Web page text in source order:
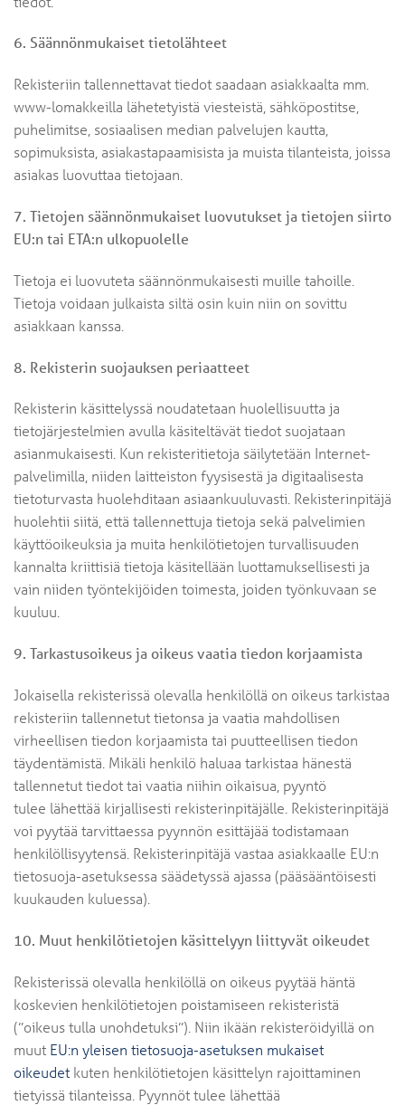
6. Säännönmukaiset tietolähteet
Rekisteriin tallennettavat tiedot saadaan asiakkaalta mm.
www-lomakkeilla lähetetyistä viesteistä, sähköpostitse,
puhelimitse, sosiaalisen median palvelujen kautta,
sopimuksista, asiakastapaamisista ja muista tilanteista, joissa
asiakas luovuttaa tietojaan.
7. Tietojen säännönmukaiset luovutukset ja tietojen siirto
EU:n tai ETA:n ulkopuolelle
Tietoja ei luovuteta säännönmukaisesti muille tahoille.
Tietoja voidaan julkaista siltä osin kuin niin on sovittu
asiakkaan kanssa.
8. Rekisterin suojauksen periaatteet
Rekisterin käsittelyssä noudatetaan huolellisuutta ja
tietojärjestelmien avulla käsiteltävät tiedot suojataan
asianmukaisesti. Kun rekisteritietoja säilytetään Internet-
palvelimilla, niiden laitteiston fyysisestä ja digitaalisesta
tietoturvasta huolehditaan asiaankuuluvasti. Rekisterinpitäjä
huolehtii siitä, että tallennettuja tietoja sekä palvelimien
käyttöoikeuksia ja muita henkilötietojen turvallisuuden
kannalta kriittisiä tietoja käsitellään luottamuksellisesti ja
vain niiden työntekijöiden toimesta, joiden työnkuvaan se
kuuluu.
9. Tarkastusoikeus ja oikeus vaatia tiedon korjaamista
Jokaisella rekisterissä olevalla henkilöllä on oikeus tarkistaa
rekisteriin tallennetut tietonsa ja vaatia mahdollisen
virheellisen tiedon korjaamista tai puutteellisen tiedon
täydentämistä. Mikäli henkilö haluaa tarkistaa hänestä
tallennetut tiedot tai vaatia niihin oikaisua, pyyntö
tulee lähettää kirjallisesti rekisterinpitäjälle. Rekisterinpitäjä
voi pyytää tarvittaessa pyynnön esittäjää todistamaan
henkilöllisyytensä. Rekisterinpitäjä vastaa asiakkaalle EU:n
tietosuoja-asetuksessa säädetyssä ajassa (pääsääntöisesti
kuukauden kuluessa).
10. Muut henkilötietojen käsittelyyn liittyvät oikeudet
Rekisterissä olevalla henkilöllä on oikeus pyytää häntä
koskevien henkilötietojen poistamiseen rekisteristä
(”oikeus tulla unohdetuksi”). Niin ikään rekisteröidyillä on
muut EU:n yleisen tietosuoja-asetuksen mukaiset
oikeudet kuten henkilötietojen käsittelyn rajoittaminen
tietyissä tilanteissa. Pyynnöt tulee lähettää